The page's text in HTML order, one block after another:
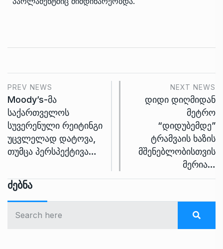
PREV NEWS
Moody’s-მა
საქართველოს
სუვერენული რეიტინგი
უცვლელად დატოვა,
თუმცა პერსპექტივა…
NEXT NEWS
დიდი დიღმიდან
მეტრო
“დიდუბემდე”
ტრამვაის ხაზის
მშენებლობისთვის
მერია…
Ძებნა